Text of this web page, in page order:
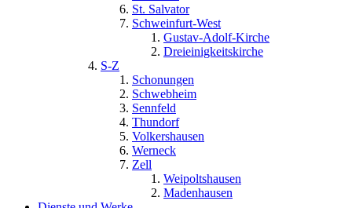
St. Salvator
Schweinfurt-West
Gustav-Adolf-Kirche
Dreieinigkeitskirche
S-Z
Schonungen
Schwebheim
Sennfeld
Thundorf
Volkershausen
Werneck
Zell
Weipoltshausen
Madenhausen